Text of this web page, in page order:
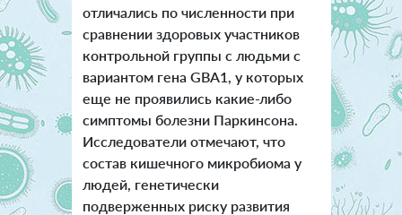
отличались по численности при
сравнении здоровых участников
контрольной группы с людьми с
вариантом гена GBA1, у которых
еще не проявились какие-либо
симптомы болезни Паркинсона.
Исследователи отмечают, что
состав кишечного микробиома у
людей, генетически
подверженных риску развития